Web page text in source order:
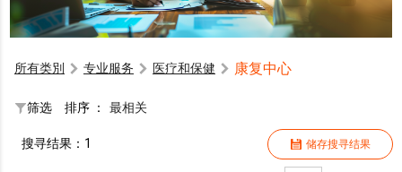
所有类別 专业服务 医疗和保健 康复中心
筛选 排序 ： 最相关
储存搜寻结果
搜寻结果：1